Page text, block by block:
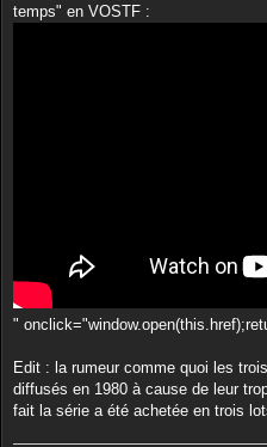
a
temps" en VOSTF :
"
Edit : la rumeur comme quoi les
diffusés en 1980 à cause de leur
fait la série a été achetée en trois